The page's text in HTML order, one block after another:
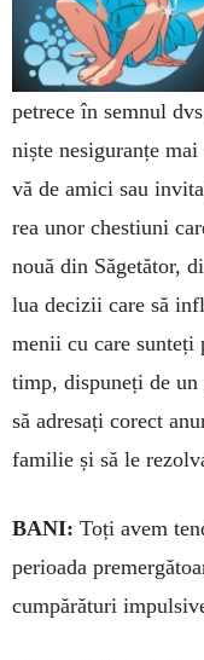
petrece în semnul
niște nesiguranțe
vă de amici sau
rea unor ches­tiuni
nouă din Săgetător,
lua decizii care să
menii cu care sunteți
timp, dispuneți de
să adre­sați corect
familie și să le
BANI: Toți avem
perioada
cumpărături